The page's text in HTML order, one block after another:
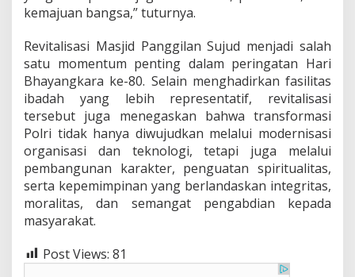
kemajuan bangsa,” tuturnya.
Revitalisasi Masjid Panggilan Sujud menjadi salah
satu momentum penting dalam peringatan Hari
Bhayangkara ke-80. Selain menghadirkan fasilitas
ibadah yang lebih representatif, revitalisasi
tersebut juga menegaskan bahwa transformasi
Polri tidak hanya diwujudkan melalui modernisasi
organisasi dan teknologi, tetapi juga melalui
pembangunan karakter, penguatan spiritualitas,
serta kepemimpinan yang berlandaskan integritas,
moralitas, dan semangat pengabdian kepada
masyarakat.
Post Views: 81